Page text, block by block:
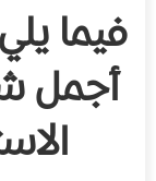
فيما
أجمل